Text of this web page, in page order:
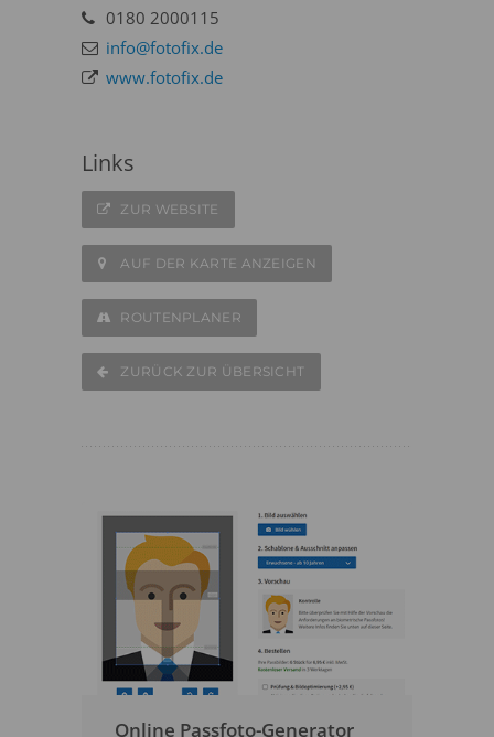
0180 2000115
info@fotofix.de
www.fotofix.de
Links
ZUR WEBSITE
AUF DER KARTE ANZEIGEN
ROUTENPLANER
ZURÜCK ZUR ÜBERSICHT
Online Passfoto-Generator